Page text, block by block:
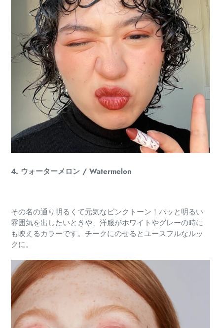
4. ウォーターメロン / Watermelon
その名の通り明るくて元気なピンクトーン！パッと明るい
雰囲気を出したいときや、洋服がホワイトやグレーの時に
も映えるカラーです。チークにのせるとユースフルなルッ
クに。